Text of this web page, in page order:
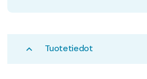
expand_less Tuotetiedot